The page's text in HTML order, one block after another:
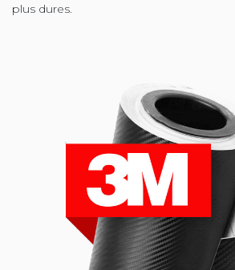
plus dures.